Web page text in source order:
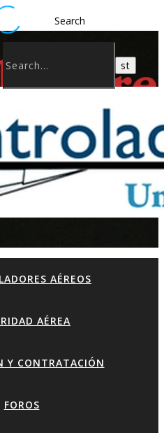
Search
AÉREOS
AÉREA
Y CONTRATACIÓN
FOROS